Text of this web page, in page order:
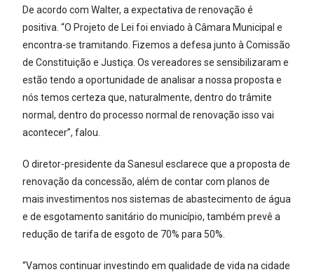
De acordo com Walter, a expectativa de renovação é
positiva. “O Projeto de Lei foi enviado à Câmara Municipal e
encontra-se tramitando. Fizemos a defesa junto à Comissão
de Constituição e Justiça. Os vereadores se sensibilizaram e
estão tendo a oportunidade de analisar a nossa proposta e
nós temos certeza que, naturalmente, dentro do trâmite
normal, dentro do processo normal de renovação isso vai
acontecer”, falou.
O diretor-presidente da Sanesul esclarece que a proposta de
renovação da concessão, além de contar com planos de
mais investimentos nos sistemas de abastecimento de água
e de esgotamento sanitário do município, também prevê a
redução de tarifa de esgoto de 70% para 50%.
“Vamos continuar investindo em qualidade de vida na cidade